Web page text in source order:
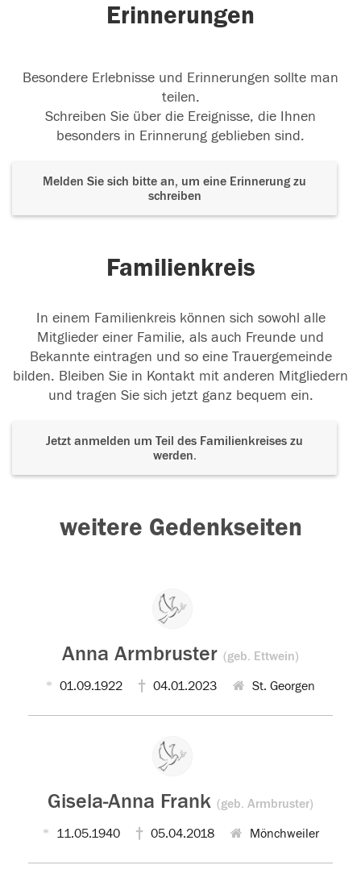
Erinnerungen
Besondere Erlebnisse und Erinnerungen sollte man
teilen.
Schreiben Sie über die Ereignisse, die Ihnen
besonders in Erinnerung geblieben sind.
Melden Sie sich bitte an, um eine Erinnerung zu
schreiben
Familienkreis
In einem Familienkreis können sich sowohl alle
Mitglieder einer Familie, als auch Freunde und
Bekannte eintragen und so eine Trauergemeinde
bilden. Bleiben Sie in Kontakt mit anderen Mitgliedern
und tragen Sie sich jetzt ganz bequem ein.
Jetzt anmelden um Teil des Familienkreises zu
werden.
weitere Gedenkseiten
Anna Armbruster (geb. Ettwein)
01.09.1922 04.01.2023 St. Georgen
Gisela-Anna Frank (geb. Armbruster)
11.05.1940 05.04.2018 Mönchweiler